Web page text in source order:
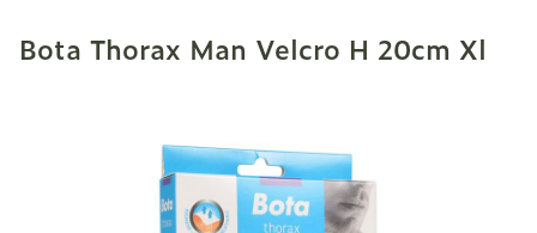
Bota Thorax Man Velcro H 20cm Xl